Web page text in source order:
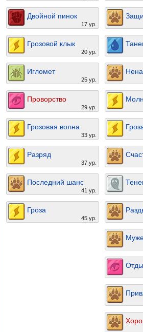
Двойной пинок
17 ур.
Грозовой клык
20 ур.
Игломет
25 ур.
Проворство
29 ур.
Грозовая волна
33 ур.
Разряд
37 ур.
Последний шанс
41 ур.
Гроза
45 ур.